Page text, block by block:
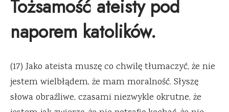
Tożsamość ateisty pod
naporem katolików.
(17) Jako ateista muszę co chwilę tłumaczyć, że nie
jestem wielbłądem, że mam moralność. Słyszę
słowa obraźliwe, czasami niezwykle okrutne, że